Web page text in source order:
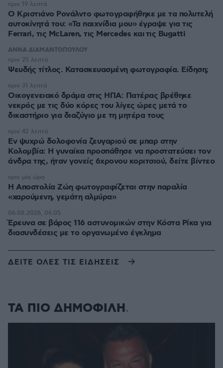
Ο Κριστιάνο Ρονάλντο φωτογραφήθηκε με τα πολυτελή
αυτοκίνητά του: «Τα παιχνίδια μου» έγραψε για τις
Ferrari, τις McLaren, τις Mercedes και τις Bugatti
πριν 19 λεπτά
ΑΝΝΑ ΔΙΑΜΑΝΤΟΠΟΥΛΟΥ
Ψευδής τίτλος. Κατασκευασμένη φωτογραφία. Είδηση;
πριν 25 λεπτά
Οικογενειακό δράμα στις ΗΠΑ: Πατέρας βρέθηκε
νεκρός με τις δύο κόρες του λίγες ώρες μετά το
δικαστήριο για διαζύγιο με τη μητέρα τους
πριν 31 λεπτά
Εν ψυχρώ δολοφονία ζευγαριού σε μπαρ στην
Κολομβία: Η γυναίκα προσπάθησε να προστατεύσει τον
άνδρα της, ήταν γονείς 6χρονου κοριτσιού, δείτε βίντεο
πριν 42 λεπτά
H Αποστολία Ζώη φωτογραφίζεται στην παραλία
«χαρούμενη, γεμάτη αλμύρα»
πριν μία ώρα
Έρευνα σε βάρος 116 αστυνομικών στην Κόστα Ρίκα για
διασυνδέσεις με το οργανωμένο έγκλημα
06.08.2026, 06:05
ΔΕΙΤΕ ΟΛΕΣ ΤΙΣ ΕΙΔΗΣΕΙΣ
ΤΑ ΠΙΟ ΔΗΜΟΦΙΛΗ